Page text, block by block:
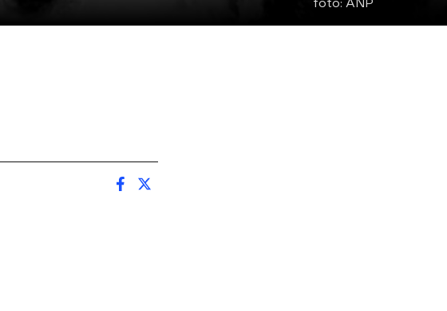
foto: ANP